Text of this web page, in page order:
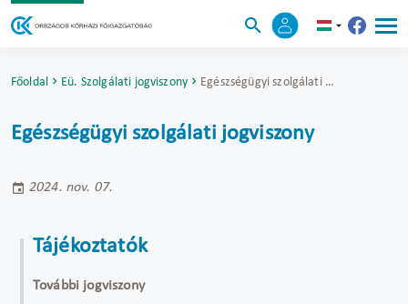
Főoldal Eü. Szolgálati jogviszony Egészségügyi szolgálati jogviszony
Egészségügyi szolgálati jogviszony
2024. nov. 07.
Tájékoztatók
További jogviszony